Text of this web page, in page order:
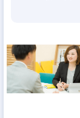
「より多くの
供する」た
「充実感」「